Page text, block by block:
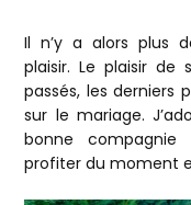
Il n’y a alors plus
plaisir. Le plaisir de
passés, les derniers
sur le mariage.
bonne compagnie
profiter du moment